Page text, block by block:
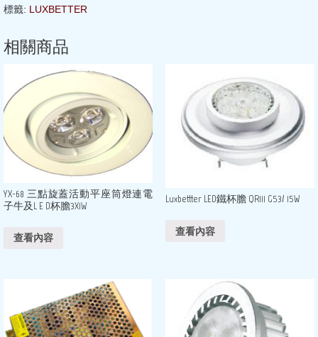
標籤: LUXBETTER
相關商品
YX-68 三點旋蓋活動平座筒燈連電
子牛及L E D杯膽3X1W
查看內容
Luxbettter LED鐵杯膽 QR111 G53/ 15W
查看內容